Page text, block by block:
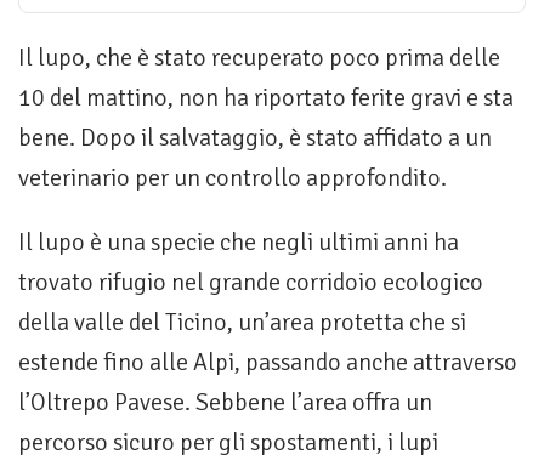
Il lupo, che è stato recuperato poco prima delle
10 del mattino, non ha riportato ferite gravi e sta
bene. Dopo il salvataggio, è stato affidato a un
veterinario per un controllo approfondito.
Il lupo è una specie che negli ultimi anni ha
trovato rifugio nel grande corridoio ecologico
della valle del Ticino, un’area protetta che si
estende fino alle Alpi, passando anche attraverso
l’Oltrepo Pavese. Sebbene l’area offra un
percorso sicuro per gli spostamenti, i lupi